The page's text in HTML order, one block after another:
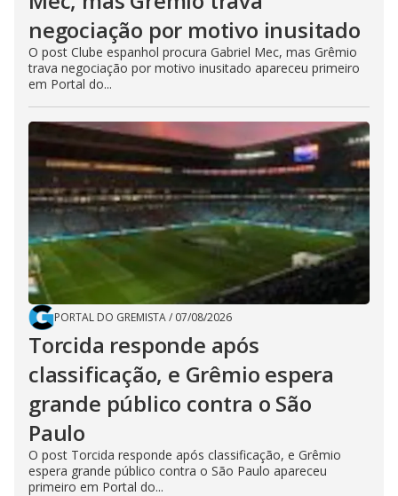
negociação por motivo inusitado
O post Clube espanhol procura Gabriel Mec, mas Grêmio
trava negociação por motivo inusitado apareceu primeiro
em Portal do...
PORTAL DO GREMISTA/ 07/08/2026
Torcida responde após
classificação, e Grêmio espera
grande público contra o São
Paulo
O post Torcida responde após classificação, e Grêmio
espera grande público contra o São Paulo apareceu
primeiro em Portal do...